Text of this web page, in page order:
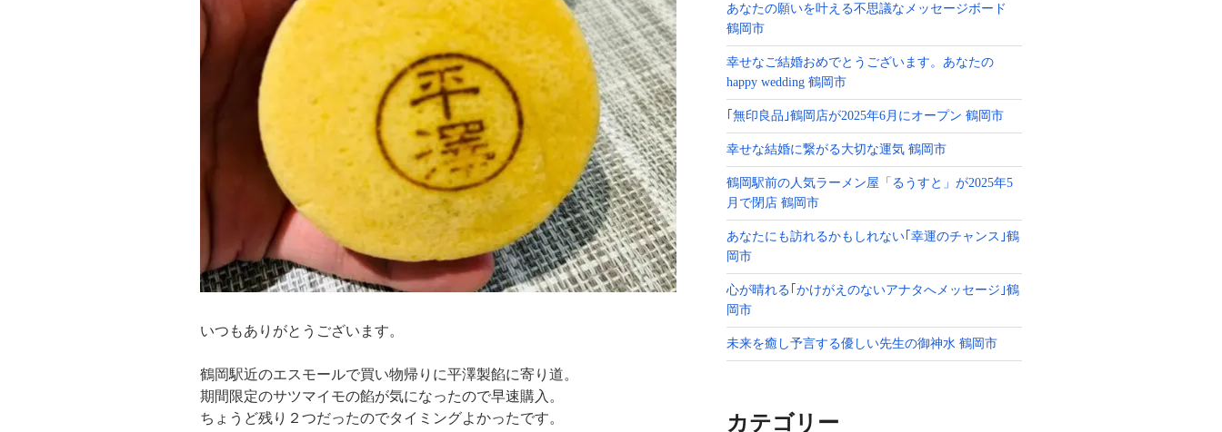
いつもありがとうございます。
鶴岡駅近のエスモールで買い物帰りに平澤製餡に寄り道。
期間限定のサツマイモの餡が気になったので早速購入。
ちょうど残り２つだったのでタイミングよかったです。
あなたの願いを叶える不思議なメッセージボード
鶴岡市
幸せなご結婚おめでとうございます。あなたの
happy wedding 鶴岡市
｢無印良品｣鶴岡店が2025年6月にオープン 鶴岡市
幸せな結婚に繋がる大切な運気 鶴岡市
鶴岡駅前の人気ラーメン屋「るうすと」が2025年5
月で閉店 鶴岡市
あなたにも訪れるかもしれない｢幸運のチャンス｣鶴
岡市
心が晴れる｢かけがえのないアナタへメッセージ｣鶴
岡市
未来を癒し予言する優しい先生の御神水 鶴岡市
カテゴリー